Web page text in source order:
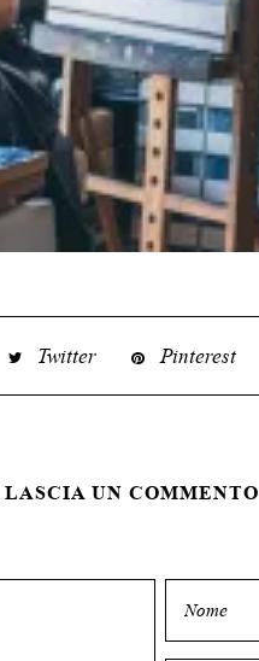
Twitter Pinterest
LASCIA UN COMMENTO